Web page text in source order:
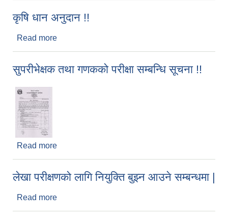
कृषि धान अनुदान !!
Read more
सुपरीभेक्षक तथा गणकको परीक्षा सम्बन्धि सूचना !!
Read more
लेखा परीक्षणको लागि नियुक्ति बुझ्न आउने सम्बन्धमा |
Read more